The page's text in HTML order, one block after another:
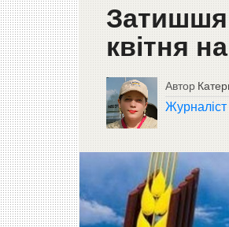
Затишшя
квітня
Автор